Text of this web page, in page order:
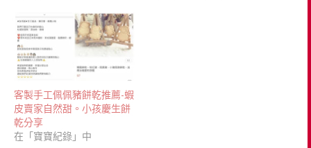
客製手工佩佩豬餅乾推薦-蝦
皮賣家自然甜。小孩慶生餅
乾分享
在「寶寶紀錄」中